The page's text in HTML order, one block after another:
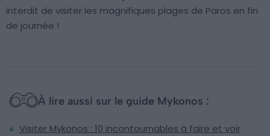
interdit de visiter les magnifiques plages de Paros en fin
de journée !
À lire aussi sur le guide Mykonos :
Visiter Mykonos : 10 incontournables à faire et voir